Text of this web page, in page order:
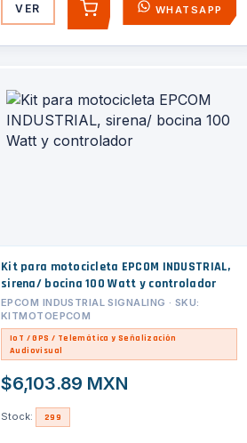
VER AGREGARWHATSAPP
Kit para motocicleta EPCOM INDUSTRIAL,
sirena/ bocina 100 Watt y controlador
EPCOM INDUSTRIAL SIGNALING · SKU:
KITMOTOEPCOM
IoT / GPS / Telemática y Señalización
Audiovisual
$6,103.89 MXN
Stock: 299